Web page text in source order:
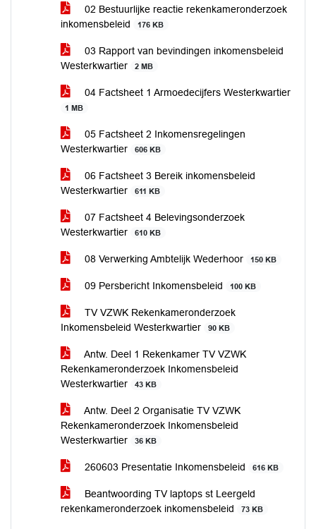
02 Bestuurlijke reactie rekenkameronderzoek
inkomensbeleid
176 KB
03 Rapport van bevindingen inkomensbeleid
Westerkwartier
2 MB
04 Factsheet 1 Armoedecijfers Westerkwartier
1 MB
05 Factsheet 2 Inkomensregelingen
Westerkwartier
606 KB
06 Factsheet 3 Bereik inkomensbeleid
Westerkwartier
611 KB
07 Factsheet 4 Belevingsonderzoek
Westerkwartier
610 KB
08 Verwerking Ambtelijk Wederhoor 150 KB
09 Persbericht Inkomensbeleid 100 KB
TV VZWK Rekenkameronderzoek
Inkomensbeleid Westerkwartier
90 KB
Antw. Deel 1 Rekenkamer TV VZWK
Rekenkameronderzoek Inkomensbeleid
Westerkwartier
43 KB
Antw. Deel 2 Organisatie TV VZWK
Rekenkameronderzoek Inkomensbeleid
Westerkwartier
36 KB
260603 Presentatie Inkomensbeleid 616 KB
Beantwoording TV laptops st Leergeld
rekenkameronderzoek inkomensbeleid
73 KB